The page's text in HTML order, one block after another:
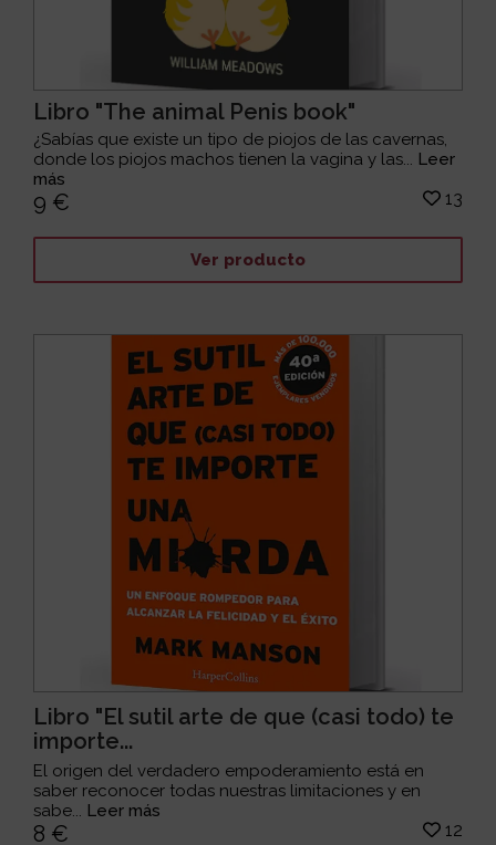
Libro "The animal Penis book"
¿Sabías que existe un tipo de piojos de las cavernas,
donde los piojos machos tienen la vagina y las... Leer
más
9 € 13
Ver producto
Libro "El sutil arte de que (casi todo) te
importe...
El origen del verdadero empoderamiento está en
saber reconocer todas nuestras limitaciones y en
sabe... Leer más
8 € 12